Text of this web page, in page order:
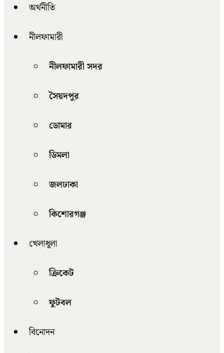
অর্থনীতি
নীলফামারী
নীলফামারী সদর
সৈয়দপুর
ডোমার
ডিমলা
জলঢাকা
কিশোরগঞ্জ
খেলাধুলা
ক্রিকেট
ফুটবল
বিনোদন